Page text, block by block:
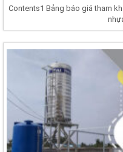
Contents1 Bảng báo giá tham